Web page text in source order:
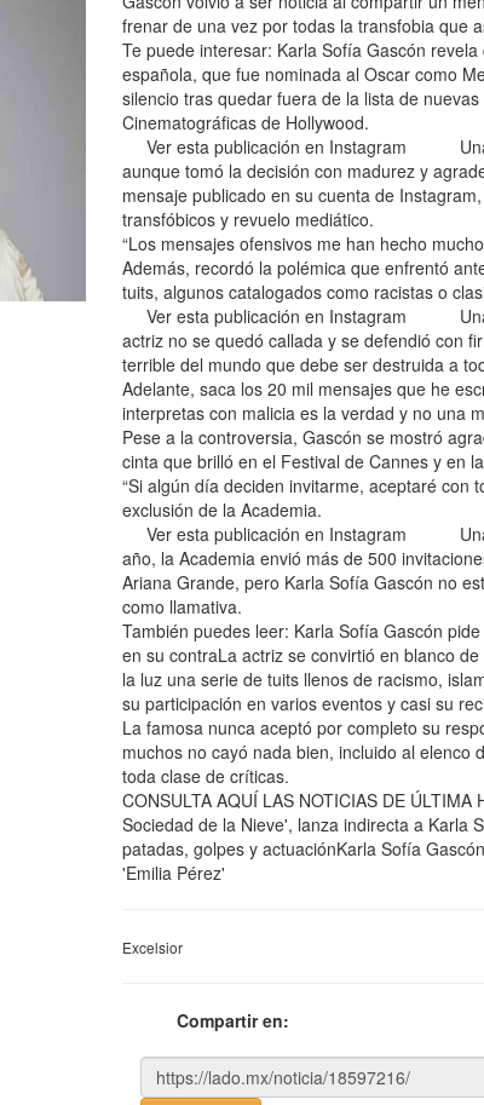
frenar de una vez por todas la transfobia que
Te puede interesar: Karla Sofía Gascón
española, que fue nominada al Oscar como
silencio tras quedar fuera de la lista de
Cinematográficas de Hollywood.
Ver esta publicación en Instagram Una
aunque tomó la decisión con madurez y
mensaje publicado en su cuenta de
transfóbicos y revuelo mediático.
“Los mensajes ofensivos me han hecho
Además, recordó la polémica que enfrentó
tuits, algunos catalogados como racistas o
Ver esta publicación en Instagram Una
actriz no se quedó callada y se defendió con
terrible del mundo que debe ser destruida a
Adelante, saca los 20 mil mensajes que he
interpretas con malicia es la verdad y no una
Pese a la controversia, Gascón se mostró
cinta que brilló en el Festival de Cannes y en
“Si algún día deciden invitarme, aceptaré con
exclusión de la Academia.
Ver esta publicación en Instagram Una
año, la Academia envió más de 500
Ariana Grande, pero Karla Sofía Gascón no
como llamativa.
También puedes leer: Karla Sofía Gascón
en su contraLa actriz se convirtió en blanco
la luz una serie de tuits llenos de racismo,
su participación en varios eventos y casi su
La famosa nunca aceptó por completo su
muchos no cayó nada bien, incluido al
toda clase de críticas.
CONSULTA AQUÍ LAS NOTICIAS DE
Sociedad de la Nieve', lanza indirecta a Karla
patadas, golpes y actuaciónKarla Sofía
'Emilia Pérez'
Excelsior
Compartir en: